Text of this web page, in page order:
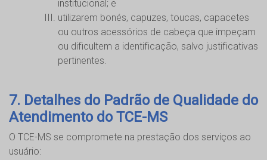
institucional; e
utilizarem bonés, capuzes, toucas, capacetes
ou outros acessórios de cabeça que impeçam
ou dificultem a identificação, salvo justificativas
pertinentes.
7. Detalhes do Padrão de Qualidade do
Atendimento do TCE-MS
O TCE-MS se compromete na prestação dos serviços ao
usuário: